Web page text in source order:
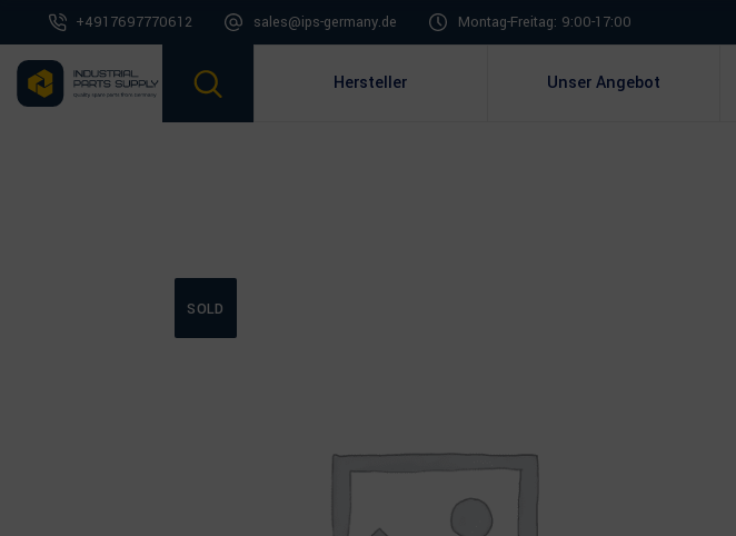
+4917697770612 sales@ips-germany.de Montag-Freitag: 9:00-17:00
Hersteller Unser Angebot
SOLD